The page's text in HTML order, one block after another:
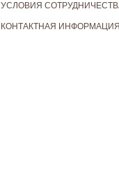
УСЛОВИЯ
КОНТАКТНАЯ